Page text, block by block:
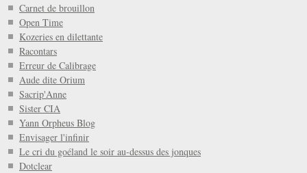
Carnet de brouillon
Open Time
Kozeries en dilettante
Racontars
Erreur de Calibrage
Aude dite Orium
Sacrip'Anne
Sister CIA
Yann Orpheus Blog
Envisager l'infinir
Le cri du goéland le soir au-dessus des jonques
Dotclear